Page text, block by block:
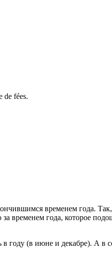
de fées.
временем года.
временем года, которое
году (в июне и декабре). А в